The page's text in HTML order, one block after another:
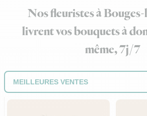
Nos fleuristes à
livrent vos bouquets à
même, 7j/7